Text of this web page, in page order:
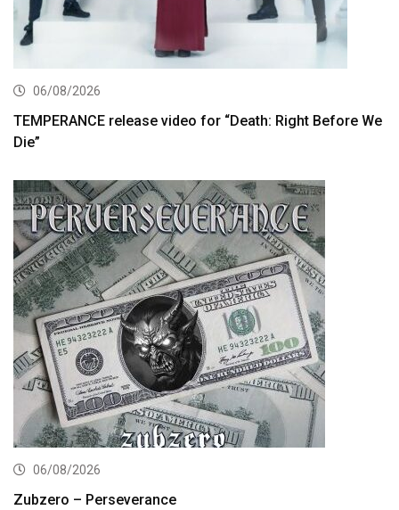
06/08/2026
TEMPERANCE release video for “Death: Right Before We
Die”
06/08/2026
Zubzero – Perseverance